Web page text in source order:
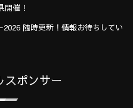
催！
2026 随時更新！情報お待ちしてい
スポンサー